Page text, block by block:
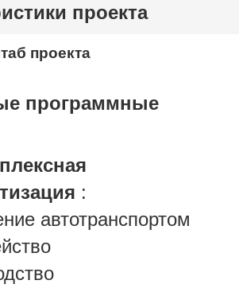
проекта
проекта
программные
:
автотранспортом